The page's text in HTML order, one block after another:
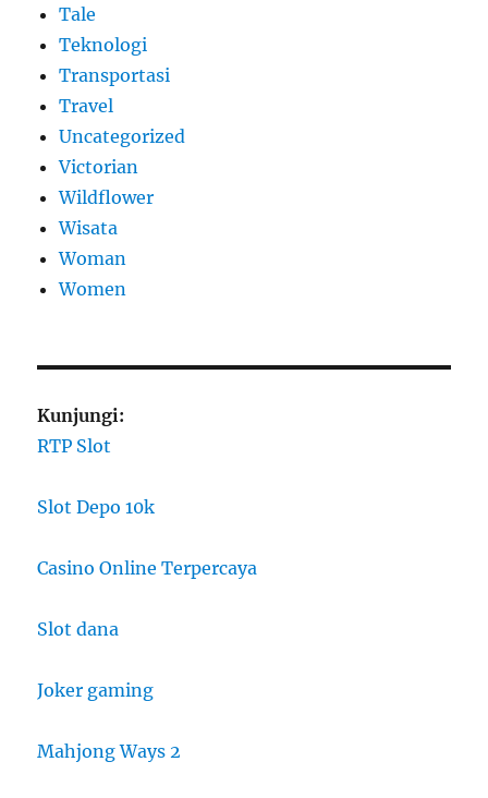
Tale
Teknologi
Transportasi
Travel
Uncategorized
Victorian
Wildflower
Wisata
Woman
Women
Kunjungi:
RTP Slot
Slot Depo 10k
Casino Online Terpercaya
Slot dana
Joker gaming
Mahjong Ways 2